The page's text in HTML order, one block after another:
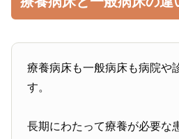
療養病床も一般病床も病院や
す。
長期にわたって療養が必要な